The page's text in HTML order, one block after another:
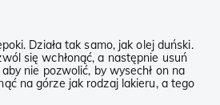
Działa tak samo, jak olej duński.
się wchłonąć, a następnie usuń
nie pozwolić, by wysechł on na
na górze jak rodzaj lakieru, a tego